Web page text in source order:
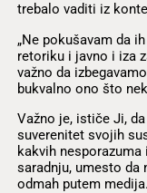
trebalo vaditi iz
„Ne pokušavam da
retoriku i javno i iza
važno da
bukvalno ono što
Važno je, ističe Ji,
suverenitet svojih
kakvih
saradnju, umesto da
odmah putem medija.